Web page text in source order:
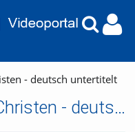
- deutsch untertitelt
ZEIT für X - Andreas Christen - deutsch untertitelt